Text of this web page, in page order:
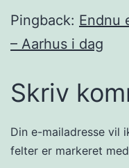
Pingback: Endnu
– Aarhus i dag
Skriv
Din e-mailadresse vil
felter er markeret med